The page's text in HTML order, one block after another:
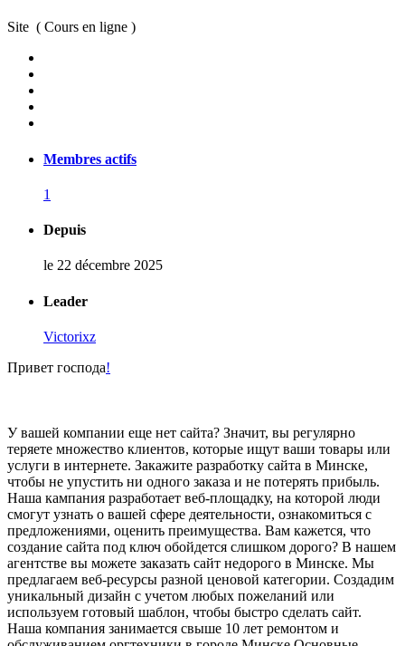
Site ( Cours en ligne )
Membres actifs
1
Depuis
le 22 décembre 2025
Leader
Victorixz
Привет господа!
У вашей компании еще нет сайта? Значит, вы регулярно
теряете множество клиентов, которые ищут ваши товары или
услуги в интернете. Закажите разработку сайта в Минске,
чтобы не упустить ни одного заказа и не потерять прибыль.
Наша кампания разработает веб-площадку, на которой люди
смогут узнать о вашей сфере деятельности, ознакомиться с
предложениями, оценить преимущества. Вам кажется, что
создание сайта под ключ обойдется слишком дорого? В нашем
агентстве вы можете заказать сайт недорого в Минске. Мы
предлагаем веб-ресурсы разной ценовой категории. Создадим
уникальный дизайн с учетом любых пожеланий или
используем готовый шаблон, чтобы быстро сделать сайт.
Наша компания занимается свыше 10 лет ремонтом и